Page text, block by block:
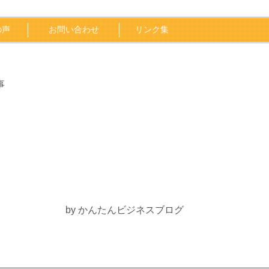
声 お問い合わせ リンク集
by かんたんビジネスブログ